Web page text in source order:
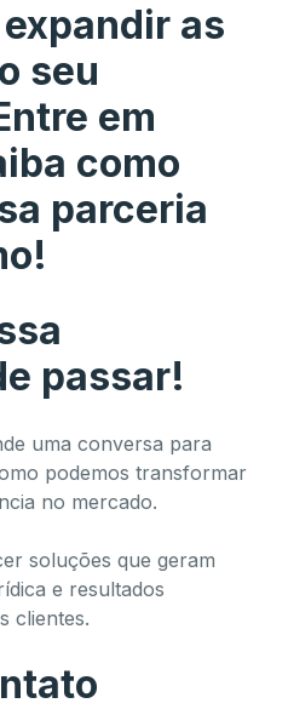
as
seu
em
como
parceria
passar!
uma conversa para
podemos transformar
no mercado.
soluções que geram
e resultados
clientes.